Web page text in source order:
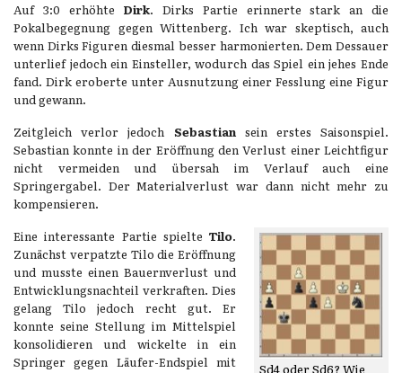
Auf 3:0 erhöhte Dirk. Dirks Partie erinnerte stark an die
Pokalbegegnung gegen Wittenberg. Ich war skeptisch, auch
wenn Dirks Figuren diesmal besser harmonierten. Dem Dessauer
unterlief jedoch ein Einsteller, wodurch das Spiel ein jehes Ende
fand. Dirk eroberte unter Ausnutzung einer Fesslung eine Figur
und gewann.
Zeitgleich verlor jedoch Sebastiansein erstes Saisonspiel.
Sebastian konnte in der Eröffnung den Verlust einer Leichtfigur
nicht vermeiden und übersah im Verlauf auch eine
Springergabel. Der Materialverlust war dann nicht mehr zu
kompensieren.
Sd4 oder Sd6? Wie
Eine interessante Partie spielte Tilo.
Zunächst verpatzte Tilo die Eröffnung
und musste einen Bauernverlust und
Entwicklungsnachteil verkraften. Dies
gelang Tilo jedoch recht gut. Er
konnte seine Stellung im Mittelspiel
konsolidieren und wickelte in ein
Springer gegen Läufer-Endspiel mit